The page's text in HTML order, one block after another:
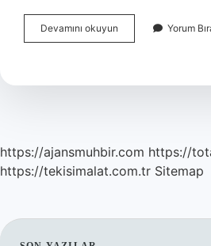
Devamını okuyun
Kimyasalları
Yarar
Yorum
https://ajansmuhbir.com https://
https://tekisimalat.com.tr Sitemap